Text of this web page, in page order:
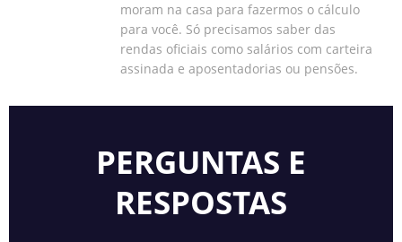
moram na casa para fazermos o cálculo
para você. Só precisamos saber das
rendas oficiais como salários com carteira
assinada e aposentadorias ou pensões.
PERGUNTAS E
RESPOSTAS